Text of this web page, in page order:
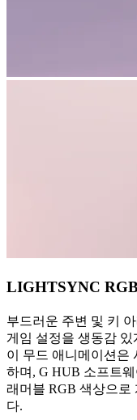
LIGHTSYNC
부드러운 주변 및 키
게임 설정을 생동감 있
이 무드 애니메이션은
하며, G HUB 소프트
래머블 RGB 색상으로
다.